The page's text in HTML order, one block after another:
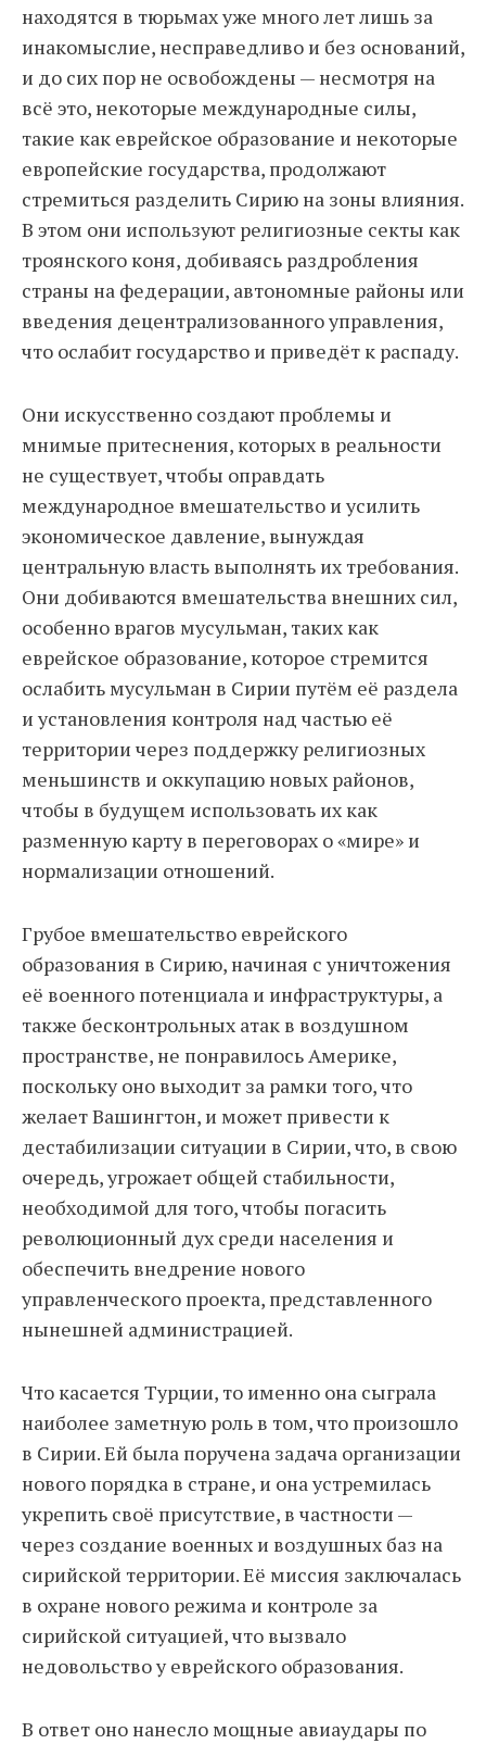
находятся в тюрьмах уже много лет лишь за
инакомыслие, несправедливо и без оснований,
и до сих пор не освобождены — несмотря на
всё это, некоторые международные силы,
такие как еврейское образование и некоторые
европейские государства, продолжают
стремиться разделить Сирию на зоны влияния.
В этом они используют религиозные секты как
троянского коня, добиваясь раздробления
страны на федерации, автономные районы или
введения децентрализованного управления,
что ослабит государство и приведёт к распаду.
Они искусственно создают проблемы и
мнимые притеснения, которых в реальности
не существует, чтобы оправдать
международное вмешательство и усилить
экономическое давление, вынуждая
центральную власть выполнять их требования.
Они добиваются вмешательства внешних сил,
особенно врагов мусульман, таких как
еврейское образование, которое стремится
ослабить мусульман в Сирии путём её раздела
и установления контроля над частью её
территории через поддержку религиозных
меньшинств и оккупацию новых районов,
чтобы в будущем использовать их как
разменную карту в переговорах о «мире» и
нормализации отношений.
Грубое вмешательство еврейского
образования в Сирию, начиная с уничтожения
её военного потенциала и инфраструктуры, а
также бесконтрольных атак в воздушном
пространстве, не понравилось Америке,
поскольку оно выходит за рамки того, что
желает Вашингтон, и может привести к
дестабилизации ситуации в Сирии, что, в свою
очередь, угрожает общей стабильности,
необходимой для того, чтобы погасить
революционный дух среди населения и
обеспечить внедрение нового
управленческого проекта, представленного
нынешней администрацией.
Что касается Турции, то именно она сыграла
наиболее заметную роль в том, что произошло
в Сирии. Ей была поручена задача организации
нового порядка в стране, и она устремилась
укрепить своё присутствие, в частности —
через создание военных и воздушных баз на
сирийской территории. Её миссия заключалась
в охране нового режима и контроле за
сирийской ситуацией, что вызвало
недовольство у еврейского образования.
В ответ оно нанесло мощные авиаудары по